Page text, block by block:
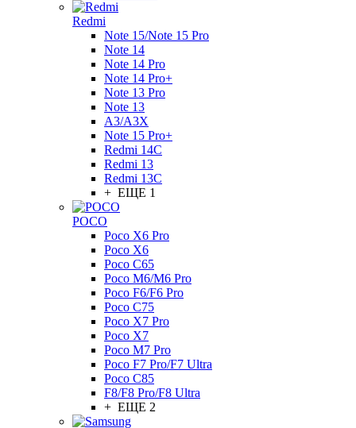
Redmi
Note 15/Note 15 Pro
Note 14
Note 14 Pro
Note 14 Pro+
Note 13 Pro
Note 13
A3/A3X
Note 15 Pro+
Redmi 14C
Redmi 13
Redmi 13C
+ ЕЩЕ 1
POCO
Poco X6 Pro
Poco X6
Poco C65
Poco M6/M6 Pro
Poco F6/F6 Pro
Poco C75
Poco X7 Pro
Poco X7
Poco M7 Pro
Poco F7 Pro/F7 Ultra
Poco C85
F8/F8 Pro/F8 Ultra
+ ЕЩЕ 2